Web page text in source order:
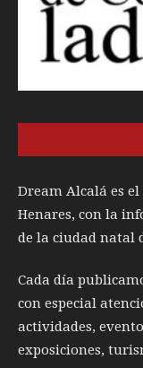
Dream Alcalá es
Henares, con la
de la ciudad natal
Cada día
con especial
actividades,
exposiciones,